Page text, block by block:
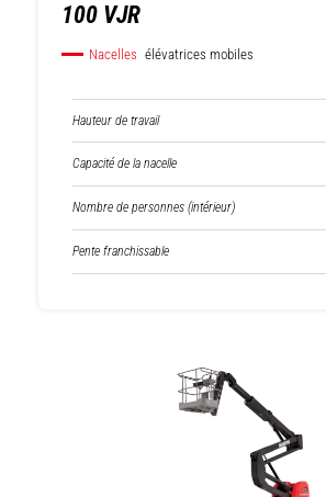
100 VJR
Nacelles élévatrices mobiles
Hauteur de travail
Capacité de la nacelle
Nombre de personnes (intérieur)
Pente franchissable